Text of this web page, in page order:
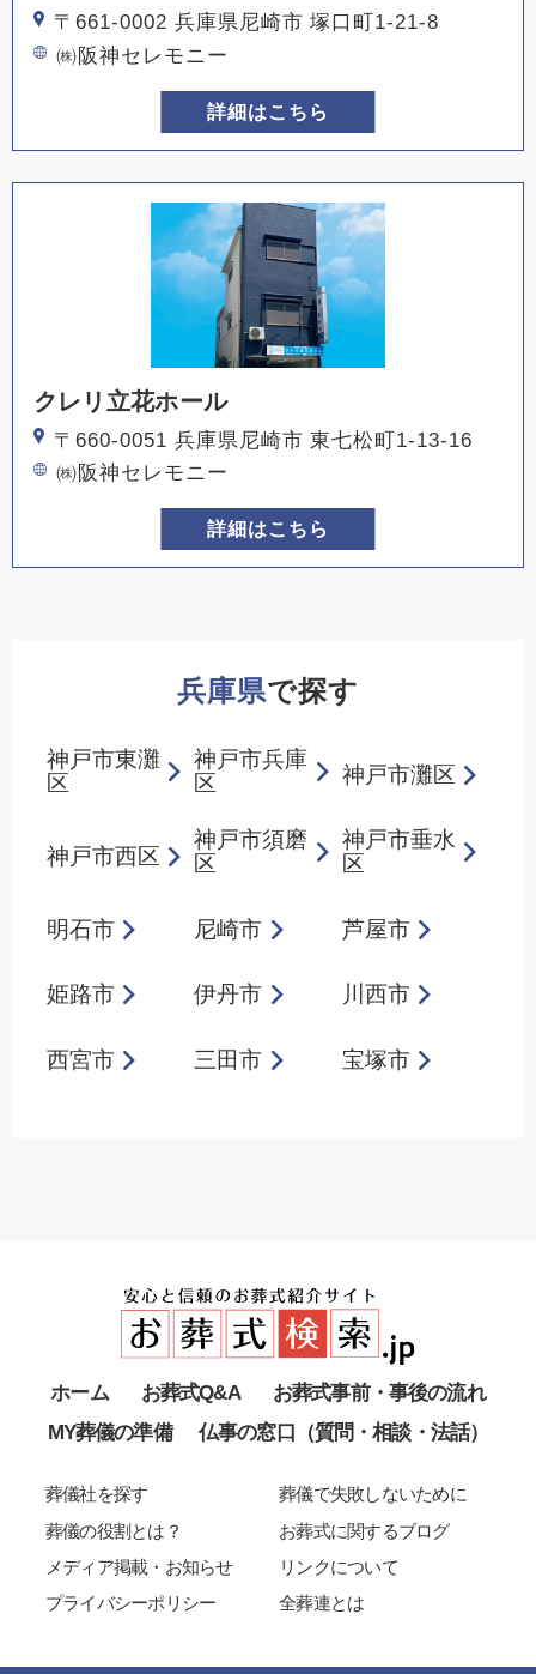
〒661-0002 兵庫県尼崎市 塚口町1-21-8
㈱阪神セレモニー
詳細はこちら
クレリ立花ホール
〒660-0051 兵庫県尼崎市 東七松町1-13-16
㈱阪神セレモニー
詳細はこちら
兵庫県で探す
神戸市東灘
区
神戸市兵庫
区
神戸市灘区
神戸市西区
神戸市須磨
区
神戸市垂水
区
明石市 尼崎市 芦屋市
姫路市 伊丹市 川西市
西宮市 三田市 宝塚市
ホーム お葬式Q&A
お葬式事前・事後の流れ
MY葬儀の準備
仏事の窓口（質問・相談・法話）
葬儀社を探す
葬儀で失敗しないために
葬儀の役割とは？
お葬式に関するブログ
メディア掲載・お知らせ
リンクについて
プライバシーポリシー
全葬連とは